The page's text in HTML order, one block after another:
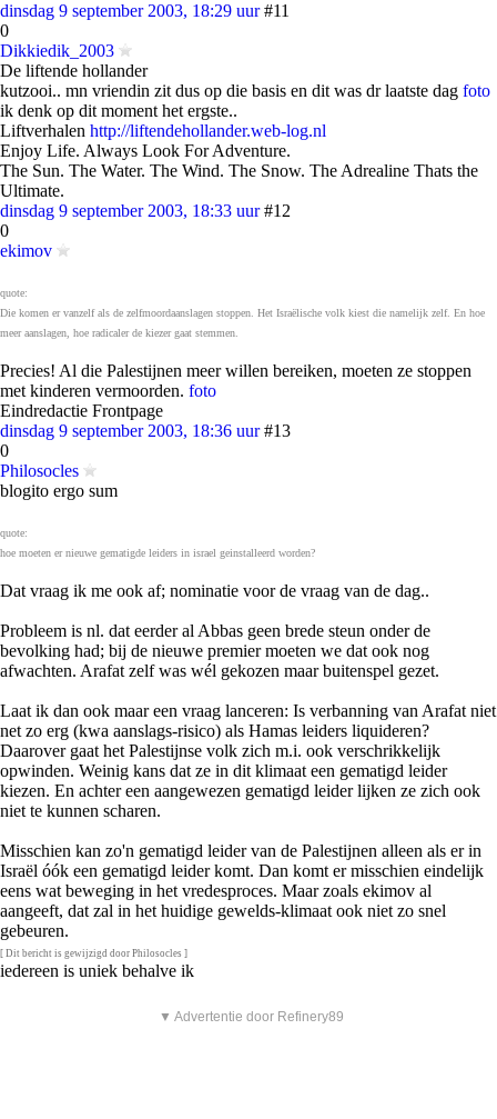
dinsdag 9 september 2003, 18:29 uur #11
0
Dikkiedik_2003
De liftende hollander
kutzooi.. mn vriendin zit dus op die basis en dit was dr laatste dag foto
ik denk op dit moment het ergste..
Liftverhalen http://liftendehollander.web-log.nl
Enjoy Life. Always Look For Adventure.
The Sun. The Water. The Wind. The Snow. The Adrealine Thats the
Ultimate.
dinsdag 9 september 2003, 18:33 uur #12
0
ekimov
quote:
Die komen er vanzelf als de zelfmoordaanslagen stoppen. Het Israëlische volk kiest die namelijk zelf. En hoe
meer aanslagen, hoe radicaler de kiezer gaat stemmen.
Precies! Al die Palestijnen meer willen bereiken, moeten ze stoppen
met kinderen vermoorden. foto
Eindredactie Frontpage
dinsdag 9 september 2003, 18:36 uur #13
0
Philosocles
blogito ergo sum
quote:
hoe moeten er nieuwe gematigde leiders in israel geinstalleerd worden?
Dat vraag ik me ook af; nominatie voor de vraag van de dag..
Probleem is nl. dat eerder al Abbas geen brede steun onder de
bevolking had; bij de nieuwe premier moeten we dat ook nog
afwachten. Arafat zelf was wél gekozen maar buitenspel gezet.
Laat ik dan ook maar een vraag lanceren: Is verbanning van Arafat niet
net zo erg (kwa aanslags-risico) als Hamas leiders liquideren?
Daarover gaat het Palestijnse volk zich m.i. ook verschrikkelijk
opwinden. Weinig kans dat ze in dit klimaat een gematigd leider
kiezen. En achter een aangewezen gematigd leider lijken ze zich ook
niet te kunnen scharen.
Misschien kan zo'n gematigd leider van de Palestijnen alleen als er in
Israël óók een gematigd leider komt. Dan komt er misschien eindelijk
eens wat beweging in het vredesproces. Maar zoals ekimov al
aangeeft, dat zal in het huidige gewelds-klimaat ook niet zo snel
gebeuren.
[ Dit bericht is gewijzigd door Philosocles ]
iedereen is uniek behalve ik
▼ Advertentie door Refinery89